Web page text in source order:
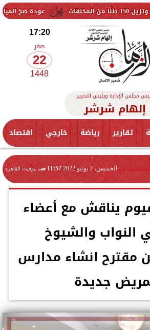
عودة ضخ المياه تدريجيًا لمناطق
17:20
صفر
22
1448
مجلس الإدارة ورئيس التحرير
إلهام شرشر
تقارير رياضة خارجي اقتصاد
الخميس، 2 يونيو 2022 11:57 صـ بتوقيت القاهرة
يناقش مع أعضاء
النواب والشيوخ
مقترح انشاء مدارس
جديدة